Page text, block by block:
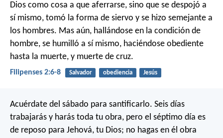
Dios como cosa a que aferrarse, sino que se despojó a
sí mismo, tomó la forma de siervo y se hizo semejante a
los hombres. Mas aún, hallándose en la condición de
hombre, se humilló a sí mismo, haciéndose obediente
hasta la muerte, y muerte de cruz.
Filipenses 2:6-8 Salvador obediencia Jesús
Acuérdate del sábado para santificarlo. Seis días
trabajarás y harás toda tu obra, pero el séptimo día es
de reposo para Jehová, tu Dios; no hagas en él obra